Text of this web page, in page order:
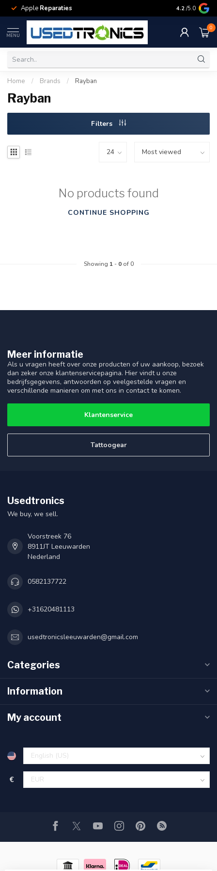
Apple Reparaties Samsung
4.2 /5.0
MENU
0
Home / Brands / Rayban
Rayban
Filters
No products found
CONTINUE SHOPPING
Showing 1- 0of 0
Meer informatie
Als u vragen heeft over onze producten of uw aankoop, bezoek
dan zeker onze klantenservicepagina. Hier vindt u onze
bedrijfsgegevens, antwoorden op veelgestelde vragen en
verschillende manieren om met ons in contact te komen.
Klantenservice
Tattoogear
Usedtronics
We buy, we sell.
Voorstreek 76
8911JT Leeuwarden
Nederland
0582137722
+31620481113
usedtronicsleeuwarden@gmail.com
Categories
Information
My account
€